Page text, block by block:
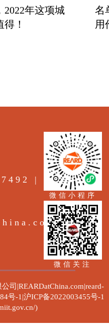
2022年这项城
！
名
用
|
微信小程序
微信关注
司|REARDatChina.com|reard-
号-1|沪ICP备2022003455号-1
)